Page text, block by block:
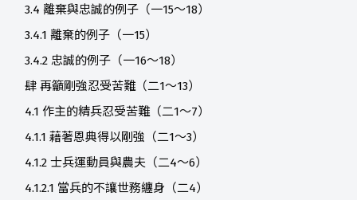
3.4 離棄與忠誠的例子（一15～18）
3.4.1 離棄的例子（一15）
3.4.2 忠誠的例子（一16～18）
肆 再籲剛強忍受苦難（二1～13）
4.1 作主的精兵忍受苦難（二1～7）
4.1.1 藉著恩典得以剛強（二1～3）
4.1.2 士兵運動員與農夫（二4～6）
4.1.2.1 當兵的不讓世務纏身（二4）